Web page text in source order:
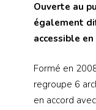
Ouverte au
également
accessible
Formé en
regroupe 6
en accord